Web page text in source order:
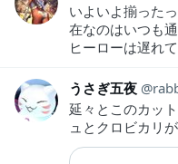
いよいよ揃った
在なのはいつも
ヒーローは遅れ
うさぎ五夜
延々とこのカッ
ュとクロビカリ